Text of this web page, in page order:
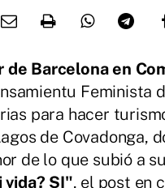
de Barcelona en
Feminista
para hacer
de Covadonga,
de lo que subió a
vida? SI", el post en